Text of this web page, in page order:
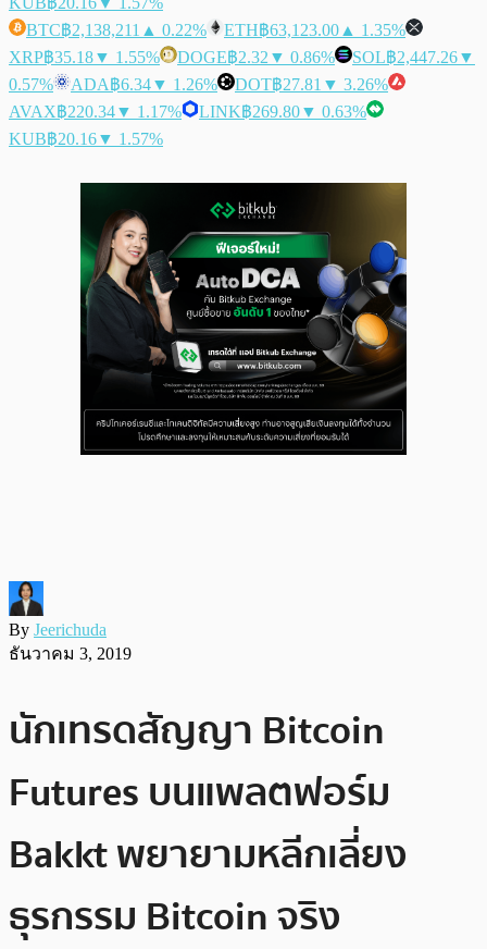
BTC฿2,138,211 ▲ 0.22% ETH฿63,123.00 ▲ 1.35%
XRP฿35.18▼ 1.55% DOGE฿2.32 ▼ 0.86% SOL฿2,447.26▼
0.57%
ADA฿6.34▼ 1.26% DOT฿27.81 ▼ 3.26%
AVAX฿220.34▼ 1.17% LINK฿269.80▼ 0.63%
KUB฿20.16▼ 1.57%
By Jeerichuda
ธันวาคม 3, 2019
นักเทรดสัญญา Bitcoin
Futures บนแพลตฟอร์ม
Bakkt พยายามหลีกเลี่ยง
ธุรกรรม Bitcoin จริง